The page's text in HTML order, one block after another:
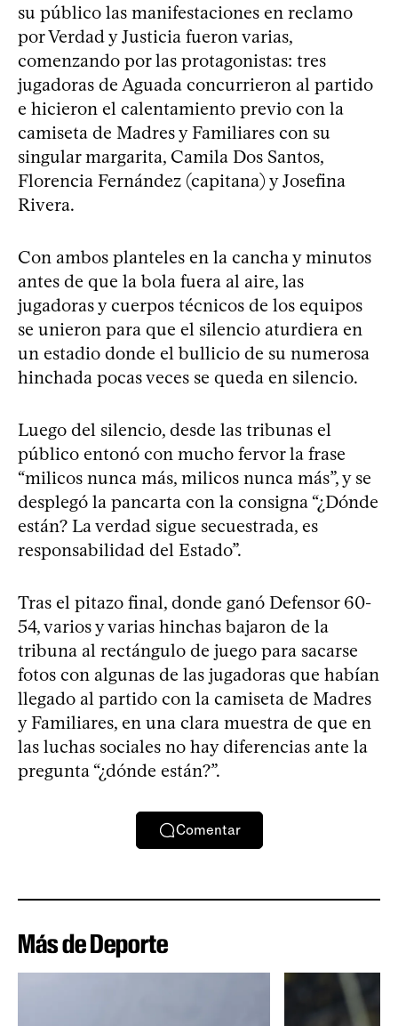
su público las manifestaciones en reclamo
por Verdad y Justicia fueron varias,
comenzando por las protagonistas: tres
jugadoras de Aguada concurrieron al partido
e hicieron el calentamiento previo con la
camiseta de Madres y Familiares con su
singular margarita, Camila Dos Santos,
Florencia Fernández (capitana) y Josefina
Rivera.
Con ambos planteles en la cancha y minutos
antes de que la bola fuera al aire, las
jugadoras y cuerpos técnicos de los equipos
se unieron para que el silencio aturdiera en
un estadio donde el bullicio de su numerosa
hinchada pocas veces se queda en silencio.
Luego del silencio, desde las tribunas el
público entonó con mucho fervor la frase
“milicos nunca más, milicos nunca más”, y se
desplegó la pancarta con la consigna “¿Dónde
están? La verdad sigue secuestrada, es
responsabilidad del Estado”.
Tras el pitazo final, donde ganó Defensor 60-
54, varios y varias hinchas bajaron de la
tribuna al rectángulo de juego para sacarse
fotos con algunas de las jugadoras que habían
llegado al partido con la camiseta de Madres
y Familiares, en una clara muestra de que en
las luchas sociales no hay diferencias ante la
pregunta “¿dónde están?”.
Comentar
Más de Deporte